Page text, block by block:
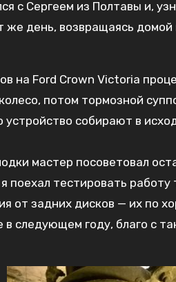
с Сергеем из Полтавы и,
же день, возвращаясь
на Ford Crown Victoria
потом тормозной
собирают в
мастер посоветовал
поехал тестировать
от задних дисков — их по
в следующем году, благо с